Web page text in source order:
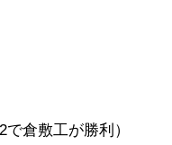
倉敷工が勝利 ）